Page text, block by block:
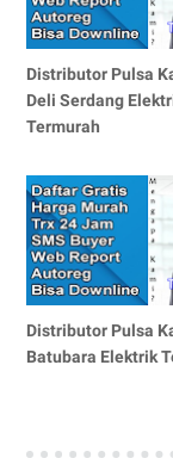
Distributor Pulsa
Deli Serdang
Termurah
Distributor Pulsa
Batubara Elektrik